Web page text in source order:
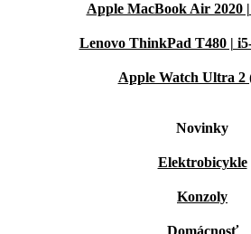
Apple MacBook Air 2020
Lenovo ThinkPad T480 |
Apple Watch Ultra 2
Novinky
Elektrobicykle
Konzoly
Domácnosť